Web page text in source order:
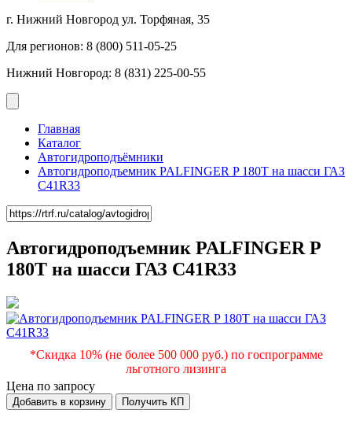
г. Нижний Новгород ул. Торфяная, 35
Для регионов: 8 (800) 511-05-25
Нижний Новгород: 8 (831) 225-00-55
Главная
Каталог
Автогидроподъёмники
Автогидроподъемник PALFINGER P 180Т на шасси ГАЗ
C41R33
Автогидроподъемник PALFINGER P
180Т на шасси ГАЗ C41R33
*Скидка 10% (не более 500 000 руб.) по госпрограмме
льготного лизинга
Цена по запросу
Добавить в корзину Получить КП